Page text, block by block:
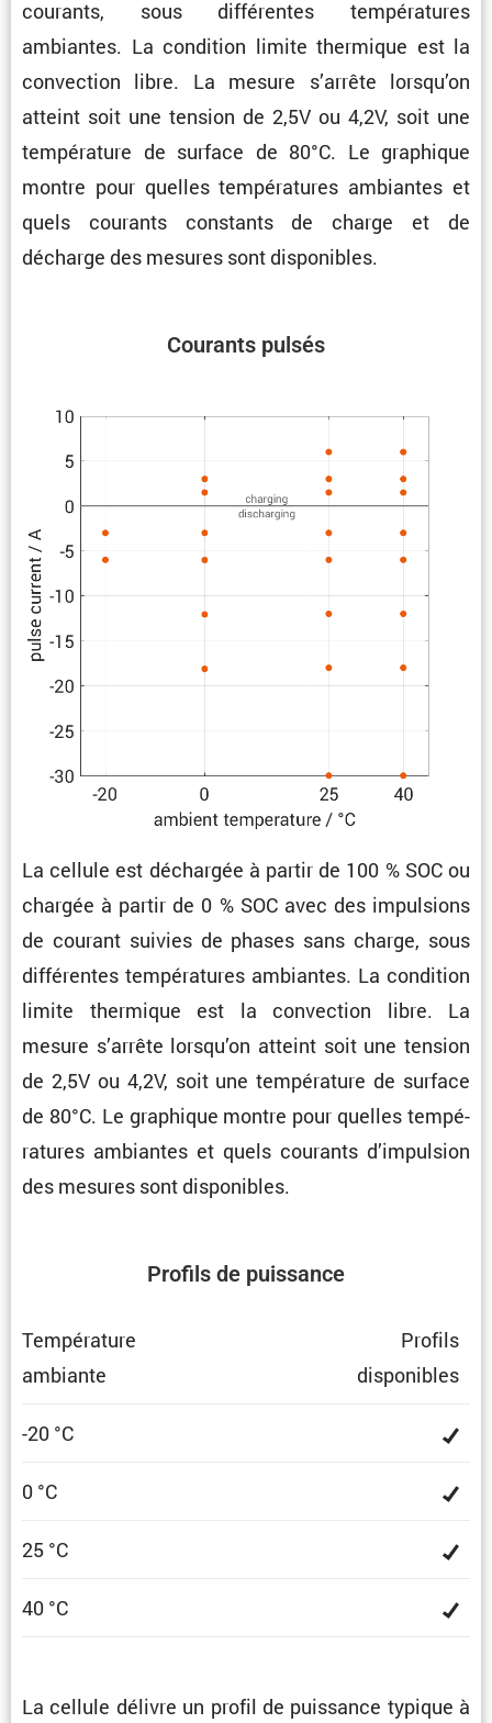
courants, sous diffé­rentes tempé­ra­tures
ambiantes. La condi­tion limite thermique est la
convec­tion libre. La mesure s’arrête lorsqu’on
atteint soit une tension de 2,5V ou 4,2V, soit une
tempé­ra­ture de surface de 80°C. Le graphique
montre pour quelles tempé­ra­tures ambiantes et
quels courants constants de charge et de
décharge des mesures sont disponibles.
Courants pulsés
La cellule est déchargée à partir de 100 % SOC ou
chargée à partir de 0 % SOC avec des impul­sions
de courant suivies de phases sans charge, sous
diffé­rentes tempé­ra­tures ambiantes. La condi­tion
limite thermique est la convec­tion libre. La
mesure s’arrête lorsqu’on atteint soit une tension
de 2,5V ou 4,2V, soit une tempé­ra­ture de surface
de 80°C. Le graphique montre pour quelles tempé­
ra­tures ambiantes et quels courants d’impul­sion
des mesures sont disponibles.
Profils de puissance
Tempé­ra­ture
ambiante
Profils
dispo­nibles
-20 °C
0 °C
25 °C
40 °C
La cellule délivre un profil de puissance typique à